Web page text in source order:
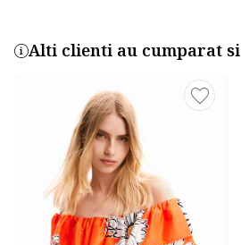
Alti clienti au cumparat si